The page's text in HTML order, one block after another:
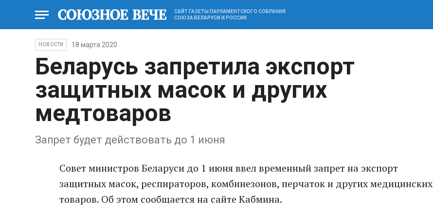
САЙТ ГАЗЕТЫ ПАРЛАМЕНТСКОГО СОБРАНИЯ
СОЮЗА БЕЛАРУСИ И РОССИИ
НОВОСТИ 18 марта 2020
Беларусь запретила экспорт
защитных масок и других
медтоваров
Запрет будет действовать до 1 июня
Совет министров Беларуси до 1 июня ввел временный запрет на экспорт
защитных масок, респираторов, комбинезонов, перчаток и других медицинских
товаров. Об этом сообщается на сайте Кабмина.